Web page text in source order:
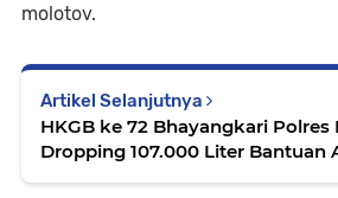
molotov.
Artikel Selanjutnya
HKGB ke 72 Bhayangkari
Dropping 107.000 Liter Bantuan